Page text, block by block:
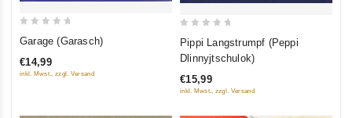
of
Garage (Garasch)
€14,99
inkl. Mwst., zzgl. Versand
out
5
Pippi Langstrumpf (Peppi
Dlinnyjtschulok)
€15,99
inkl. Mwst., zzgl. Versand